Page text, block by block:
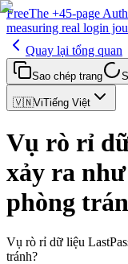
FreeThe +45-page
measuring real login
Quay lại tổng quan
Sao chép trang
🇻🇳ViTiếng Việt
Vụ rò rỉ
xảy ra
phòng
Vụ rò rỉ dữ liệu
tránh?